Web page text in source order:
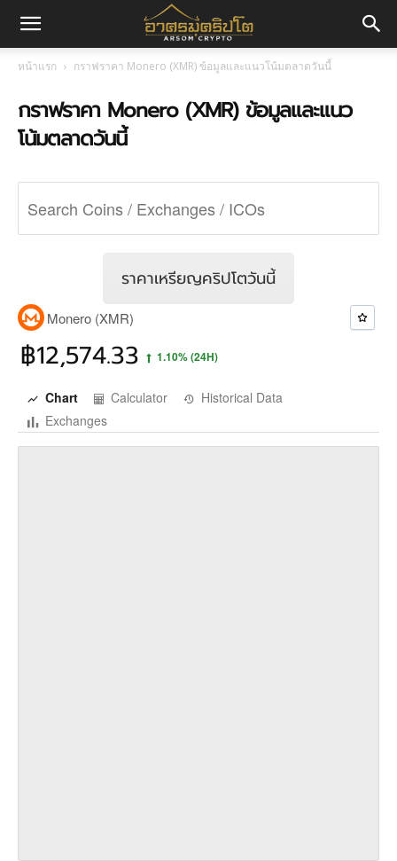
ปโต
หน้าแรก กราฟราคา Monero (XMR) ข้อมูลและแนวโน้มตลาดวันนี้
กราฟราคา Monero (XMR) ข้อมูลและแนว
โน้มตลาดวันนี้
ราคาเหรียญคริปโตวันนี้
Monero (XMR)
฿12,574.33 1.10%(24H)
Chart Calculator
Historical Data
Exchanges